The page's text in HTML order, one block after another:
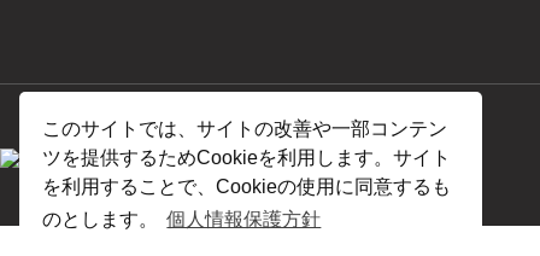
このサイトでは、サイトの改善や一部コンテン
ツを提供するためCookieを利用します。サイト
を利用することで、Cookieの使用に同意するも
のとします。
個人情報保護方針